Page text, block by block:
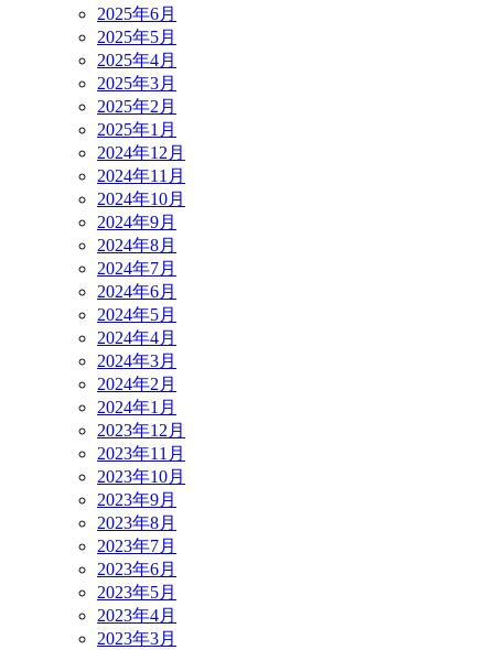
2025年6月
2025年5月
2025年4月
2025年3月
2025年2月
2025年1月
2024年12月
2024年11月
2024年10月
2024年9月
2024年8月
2024年7月
2024年6月
2024年5月
2024年4月
2024年3月
2024年2月
2024年1月
2023年12月
2023年11月
2023年10月
2023年9月
2023年8月
2023年7月
2023年6月
2023年5月
2023年4月
2023年3月